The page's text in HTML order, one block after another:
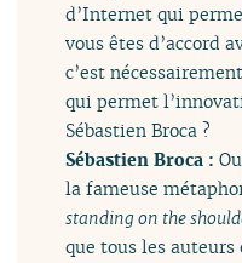
d’Internet qui
vous êtes d’accord
c’est
qui permet
Sébastien Broca ?
Sébastien Broca :
la fameuse
standing on the
que tous les auteurs